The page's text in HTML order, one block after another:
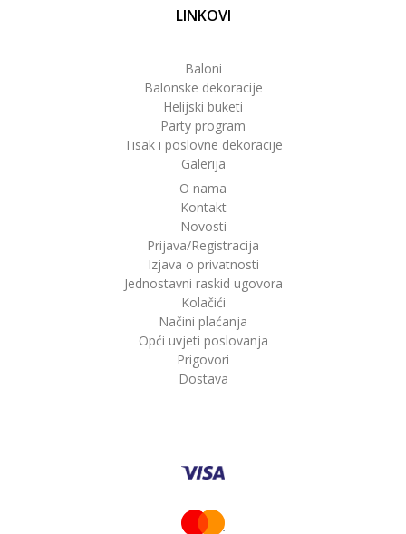
LINKOVI
Baloni
Balonske dekoracije
Helijski buketi
Party program
Tisak i poslovne dekoracije
Galerija
O nama
Kontakt
Novosti
Prijava/Registracija
Izjava o privatnosti
Jednostavni raskid ugovora
Kolačići
Načini plaćanja
Opći uvjeti poslovanja
Prigovori
Dostava